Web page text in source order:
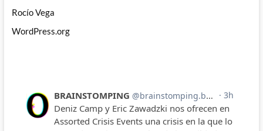
Rocío Vega
WordPress.org